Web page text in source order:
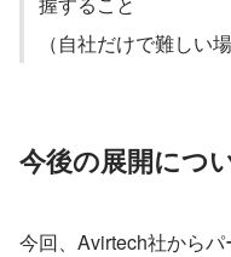
（自社だけで難しい
今後の展開につ
今回、Avirtech社から